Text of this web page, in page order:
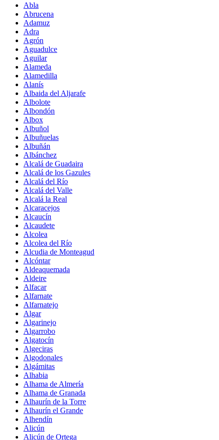
Abla
Abrucena
Adamuz
Adra
Agrón
Aguadulce
Aguilar
Alameda
Alamedilla
Alanís
Albaida del Aljarafe
Albolote
Albondón
Albox
Albuñol
Albuñuelas
Albuñán
Albánchez
Alcalá de Guadaira
Alcalá de los Gazules
Alcalá del Río
Alcalá del Valle
Alcalá la Real
Alcaracejos
Alcaucín
Alcaudete
Alcolea
Alcolea del Río
Alcudia de Monteagud
Alcóntar
Aldeaquemada
Aldeire
Alfacar
Alfarnate
Alfarnatejo
Algar
Algarinejo
Algarrobo
Algatocín
Algeciras
Algodonales
Algámitas
Alhabia
Alhama de Almería
Alhama de Granada
Alhaurín de la Torre
Alhaurín el Grande
Alhendín
Alicún
Alicún de Ortega